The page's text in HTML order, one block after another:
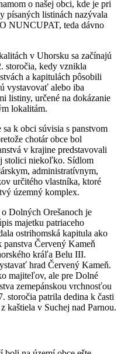
o našej obci, kde je pri
písaných listinách nazývala
NUNCUPAT, teda dávno
v Uhorsku sa začínajú
storočia, kedy vznikla
a kapitulách pôsobili
vystavovať alebo iba
listiny, určené na dokázanie
lokalitám.
k obci súvisia s panstvom
chotár obce bol
v krajine predstavovali
stolici niekoľko. Sídlom
administratívnym,
určitého vlastníka, ktoré
územný komplex.
Dolných Orešanoch je
majetku patriaceho
ostrihomská kapitula ako
Červený Kameň
kráľa Belu III.
hrad Červený Kameň.
majiteľov, ale pre Dolné
zemepánskou vrchnosťou
storočia patrila dedina k časti
kaštiela v Suchej nad Parnou.